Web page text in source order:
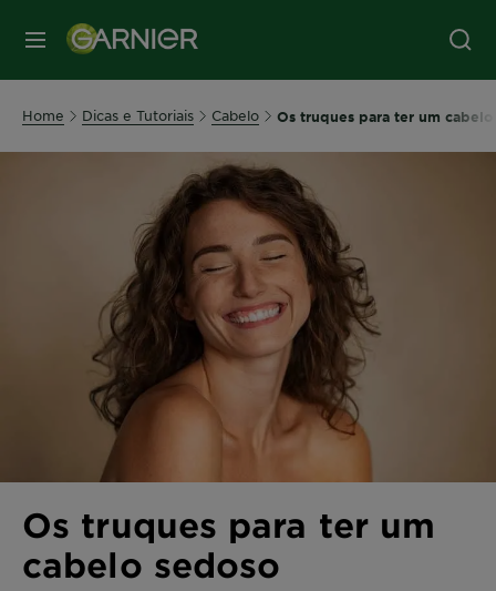
MENU
Home Dicas e Tutoriais Cabelo Os truques para ter um cabelo
Os truques para ter um
cabelo sedoso